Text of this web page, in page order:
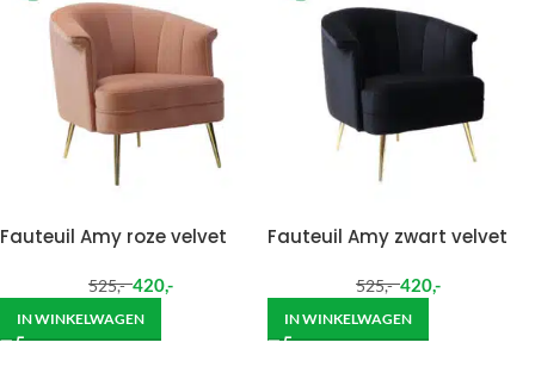
Fauteuil Amy roze velvet
525,- 420,-
IN WINKELWAGEN
Fauteuil Amy zwart velvet
525,- 420,-
IN WINKELWAGEN